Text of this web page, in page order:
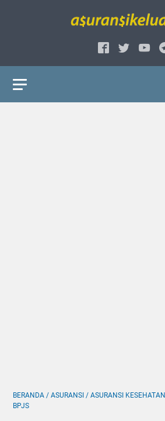
BERANDA / ASURANSI / ASURANSI KESEHATAN
BPJS